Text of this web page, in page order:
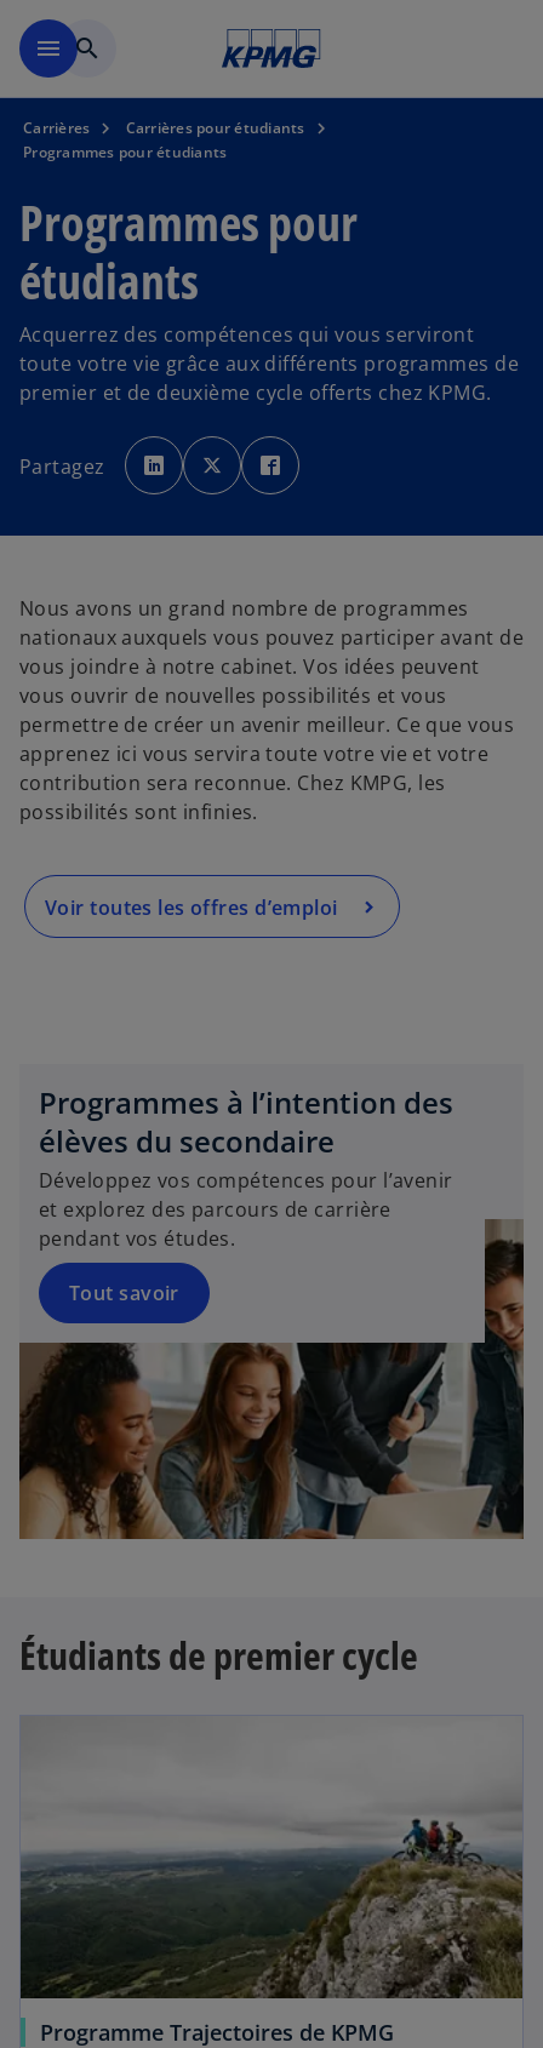
menu search
Carrières
Carrières pour étudiants
Programmes pour étudiants
Programmes pour
étudiants
Acquerrez des compétences qui vous serviront
toute votre vie grâce aux différents programmes de
premier et de deuxième cycle offerts chez KPMG.
Partagez ’
o
u
u
n
n
o
u
v
e
l
o
n
g
l
e
t
’
o
u
u
n
n
o
u
v
e
l
o
n
g
l
e
t
’
o
u
n
n
o
u
e
l
o
g
l
e
t
Nous avons un grand nombre de programmes
nationaux auxquels vous pouvez participer avant de
vous joindre à notre cabinet. Vos idées peuvent
vous ouvrir de nouvelles possibilités et vous
permettre de créer un avenir meilleur. Ce que vous
apprenez ici vous servira toute votre vie et votre
contribution sera reconnue. Chez KMPG, les
possibilités sont infinies.
Voir toutes les offres d’emploi
s
o
u
v
r
e
d
a
n
n
o
n
l
e
Programmes à l’intention des
élèves du secondaire
Développez vos compétences pour l’avenir
et explorez des parcours de carrière
pendant vos études.
Tout savoir
Étudiants de premier cycle
Programme Trajectoires de KPMG